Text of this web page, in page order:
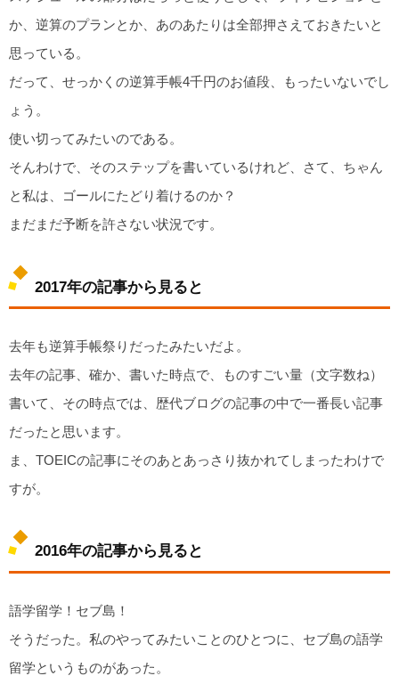
か、逆算のプランとか、あのあたりは全部押さえておきたいと
思っている。
だって、せっかくの逆算手帳4千円のお値段、もったいないでし
ょう。
使い切ってみたいのである。
そんわけで、そのステップを書いているけれど、さて、ちゃん
と私は、ゴールにたどり着けるのか？
まだまだ予断を許さない状況です。
2017年の記事から見ると
去年も逆算手帳祭りだったみたいだよ。
去年の記事、確か、書いた時点で、ものすごい量（文字数ね）
書いて、その時点では、歴代ブログの記事の中で一番長い記事
だったと思います。
ま、TOEICの記事にそのあとあっさり抜かれてしまったわけで
すが。
2016年の記事から見ると
語学留学！セブ島！
そうだった。私のやってみたいことのひとつに、セブ島の語学
留学というものがあった。